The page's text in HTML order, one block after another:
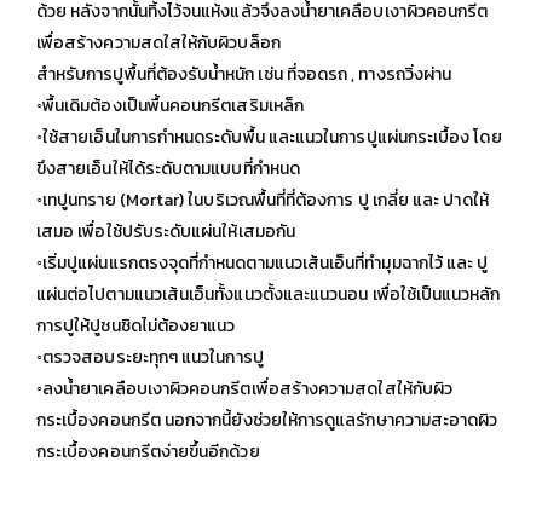
ด้วย หลังจากนั้นทิ้งไว้จนแห้งแล้วจึงลงน้ำยาเคลือบเงาผิวคอนกรีต
เพื่อสร้างความสดใสให้กับผิวบล็อก
สำหรับการปูพื้นที่ต้องรับน้ำหนัก เช่น ที่จอดรถ , ทางรถวิ่งผ่าน
◦พื้นเดิมต้องเป็นพื้นคอนกรีตเสริมเหล็ก
◦ใช้สายเอ็นในการกำหนดระดับพื้น และแนวในการปูแผ่นกระเบื้อง โดย
ขึงสายเอ็นให้ได้ระดับตามแบบที่กำหนด
◦เทปูนทราย (Mortar) ในบริเวณพื้นที่ที่ต้องการ ปู เกลี่ย และ ปาดให้
เสมอ เพื่อใช้ปรับระดับแผ่นให้เสมอกัน
◦เริ่มปูแผ่นแรกตรงจุดที่กำหนดตามแนวเส้นเอ็นที่ทำมุมฉากไว้ และ ปู
แผ่นต่อไปตามแนวเส้นเอ็นทั้งแนวตั้งและแนวนอน เพื่อใช้เป็นแนวหลัก
การปูให้ปูชนชิดไม่ต้องยาแนว
◦ตรวจสอบระยะทุกๆ แนวในการปู
◦ลงน้ำยาเคลือบเงาผิวคอนกรีตเพื่อสร้างความสดใสให้กับผิว
กระเบื้องคอนกรีต นอกจากนี้ยังช่วยให้การดูแลรักษาความสะอาดผิว
กระเบื้องคอนกรีตง่ายขึ้นอีกด้วย